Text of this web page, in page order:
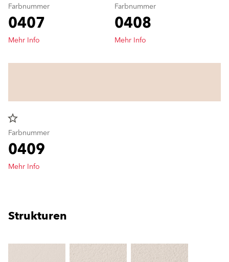
Farbnummer
0407
Mehr Info
Farbnummer
0408
Mehr Info
star_border
Farbnummer
0409
Mehr Info
Strukturen